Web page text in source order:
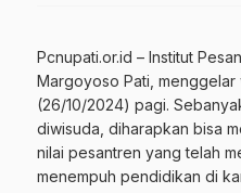
Pcnupati.or.id – Institut
Margoyoso Pati, menggelar
(26/10/2024) pagi.
diwisuda, diharapkan bisa
nilai pesantren yang telah
menempuh pendidikan di